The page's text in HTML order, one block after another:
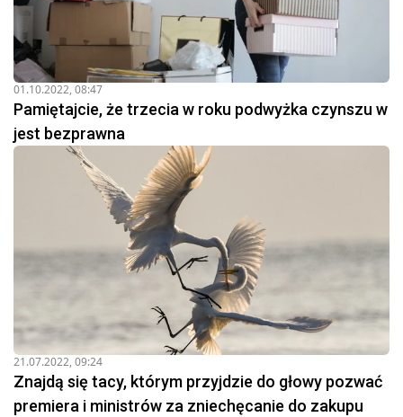
01.10.2022, 08:47
Pamiętajcie, że trzecia w roku podwyżka czynszu w
jest bezprawna
21.07.2022, 09:24
Znajdą się tacy, którym przyjdzie do głowy pozwać
premiera i ministrów za zniechęcanie do zakupu